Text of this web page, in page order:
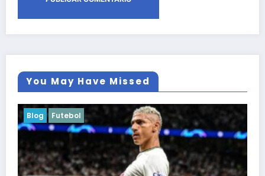
You May Have Missed
Blog Futebol